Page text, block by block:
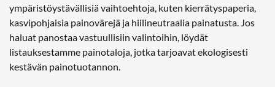
ympäristöystävällisiä vaihtoehtoja, kuten kierrätyspaperia,
kasvipohjaisia painovärejä ja hiilineutraalia painatusta. Jos
haluat panostaa vastuullisiin valintoihin, löydät
listauksestamme painotaloja, jotka tarjoavat ekologisesti
kestävän painotuotannon.